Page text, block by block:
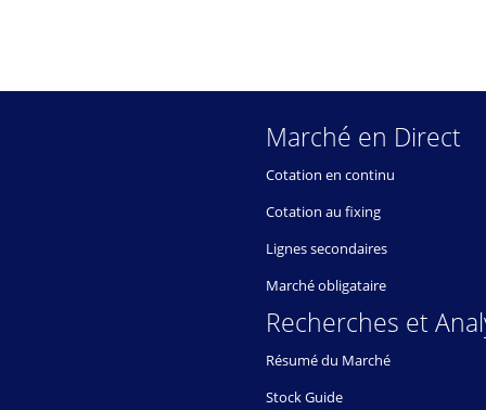
Marché en Direct
Cotation en continu
Cotation au fixing
Lignes secondaires
Marché obligataire
Recherches et
Résumé du Marché
Stock Guide